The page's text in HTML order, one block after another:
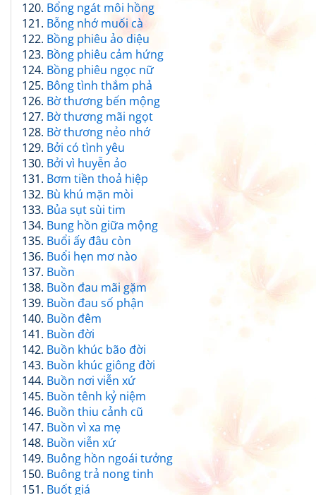
Bổng ngát môi hồng
Bỗng nhớ muối cà
Bồng phiêu ảo diệu
Bồng phiêu cảm hứng
Bồng phiêu ngọc nữ
Bông tình thắm phả
Bờ thương bến mộng
Bờ thương mãi ngọt
Bờ thương nẻo nhớ
Bởi có tình yêu
Bởi vì huyễn ảo
Bơm tiền thoả hiệp
Bù khú mặn mòi
Bủa sụt sùi tim
Bung hồn giữa mộng
Buổi ấy đâu còn
Buổi hẹn mơ nào
Buồn
Buồn đau mãi gặm
Buồn đau số phận
Buồn đêm
Buồn đời
Buồn khúc bão đời
Buồn khúc giông đời
Buồn nơi viễn xứ
Buồn tênh kỷ niệm
Buồn thiu cảnh cũ
Buồn vì xa mẹ
Buồn viễn xứ
Buông hồn ngoái tưởng
Buông trả nong tinh
Buốt giá